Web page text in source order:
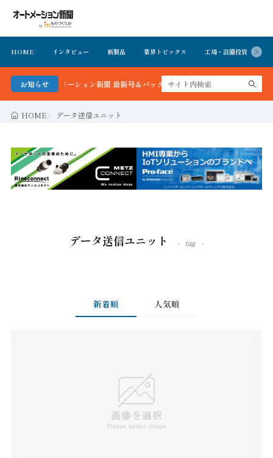
HOME インタビュー 新製品 業界トピックス 工場・設備投資
お知らせ
！オートメーション新聞 最新号＆バックナンバーを無料で公開中 詳細はこちら
HOME データ送信ユニット
データ送信ユニット tag
新着順 人気順